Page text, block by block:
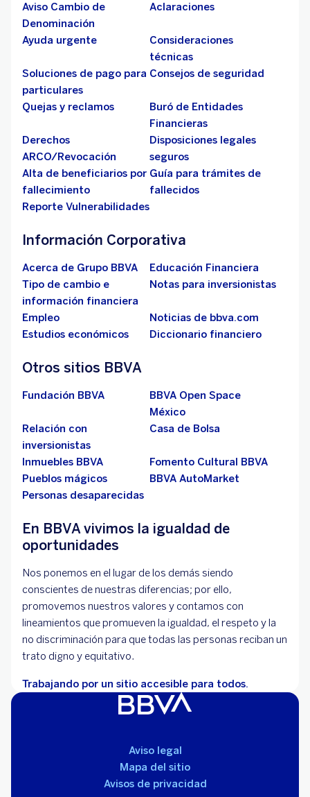
Aviso Cambio de
Denominación
Aclaraciones
Ayuda urgente
Consideraciones
técnicas
Soluciones de pago para
particulares
Consejos de seguridad
Quejas y reclamos
Buró de Entidades
Financieras
Derechos
ARCO/Revocación
Disposiciones legales
seguros
Alta de beneficiarios por
fallecimiento
Guía para trámites de
fallecidos
Reporte Vulnerabilidades
Información Corporativa
Acerca de Grupo BBVA
Educación Financiera
Tipo de cambio e
información financiera
Notas para inversionistas
Empleo
Noticias de bbva.com
Estudios económicos
Diccionario financiero
Otros sitios BBVA
Fundación BBVA
BBVA Open Space
México
Relación con
inversionistas
Casa de Bolsa
Inmuebles BBVA
Fomento Cultural BBVA
Pueblos mágicos
BBVA AutoMarket
Personas desaparecidas
En BBVA vivimos la igualdad de
oportunidades
Nos ponemos en el lugar de los demás siendo
conscientes de nuestras diferencias; por ello,
promovemos nuestros valores y contamos con
lineamientos que promueven la igualdad, el respeto y la
no discriminación para que todas las personas reciban un
trato digno y equitativo.
Trabajando por un sitio accesible para todos.
Aviso legal
Mapa del sitio
Avisos de privacidad